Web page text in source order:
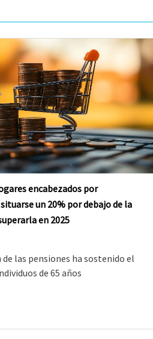
encabezados por
un 20% por debajo de la
en 2025
las pensiones ha sostenido el
de 65 años